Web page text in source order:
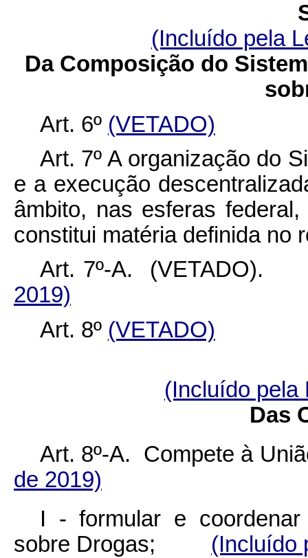
(Incluído pela
Da Composição do
Art. 6º (VETADO)
Art. 7º A organização do
e a execução
âmbito, nas esferas
constitui matéria definida no
Art. 7º-A.
2019)
Art. 8º (VETADO)
(Incluído pela
Das
Art. 8º-A. Compete à
de 2019)
I - formular e
sobre Drogas; (Incluído